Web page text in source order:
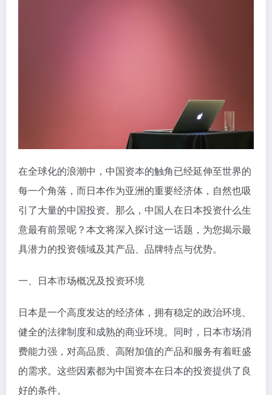
在全球化的浪潮中，中国资本的触角已经延伸至世界的
每一个角落，而日本作为亚洲的重要经济体，自然也吸
引了大量的中国投资。那么，中国人在日本投资什么生
意最有前景呢？本文将深入探讨这一话题，为您揭示最
具潜力的投资领域及其产品、品牌特点与优势。
一、日本市场概况及投资环境
日本是一个高度发达的经济体，拥有稳定的政治环境、
健全的法律制度和成熟的商业环境。同时，日本市场消
费能力强，对高品质、高附加值的产品和服务有着旺盛
的需求。这些因素都为中国资本在日本的投资提供了良
好的条件。